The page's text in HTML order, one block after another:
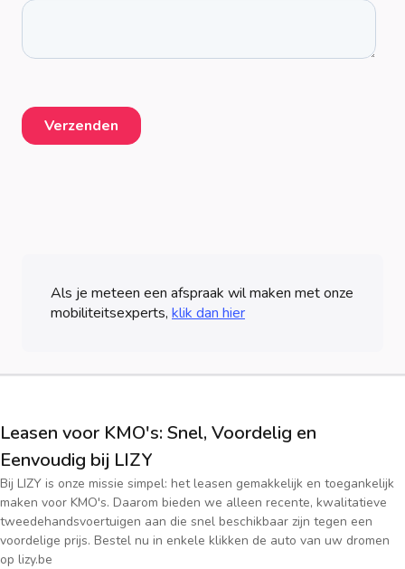
Als je meteen een afspraak wil maken met onze
mobiliteitsexperts, klik dan hier
Leasen voor KMO's: Snel, Voordelig en
Eenvoudig bij LIZY
Bij LIZY is onze missie simpel: het leasen gemakkelijk en toegankelijk
maken voor KMO's. Daarom bieden we alleen recente, kwalitatieve
tweedehandsvoertuigen aan die snel beschikbaar zijn tegen een
voordelige prijs. Bestel nu in enkele klikken de auto van uw dromen
op lizy.be